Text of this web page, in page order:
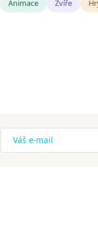
Animace Zvíře